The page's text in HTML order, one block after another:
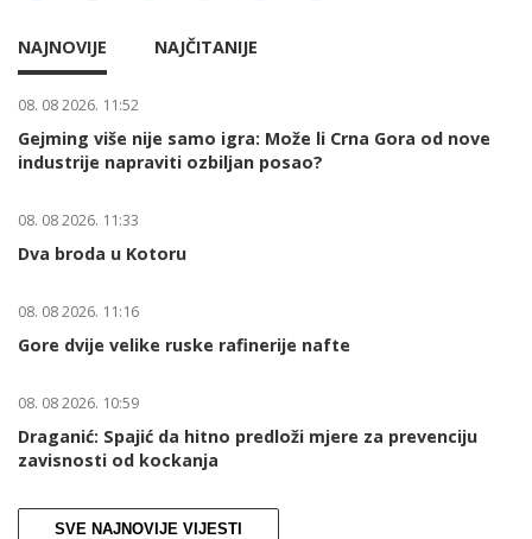
NAJNOVIJE NAJČITANIJE
08. 08 2026. 11:52
Gejming više nije samo igra: Može li Crna Gora od nove
industrije napraviti ozbiljan posao?
08. 08 2026. 11:33
Dva broda u Kotoru
08. 08 2026. 11:16
Gore dvije velike ruske rafinerije nafte
08. 08 2026. 10:59
Draganić: Spajić da hitno predloži mjere za prevenciju
zavisnosti od kockanja
SVE NAJNOVIJE VIJESTI